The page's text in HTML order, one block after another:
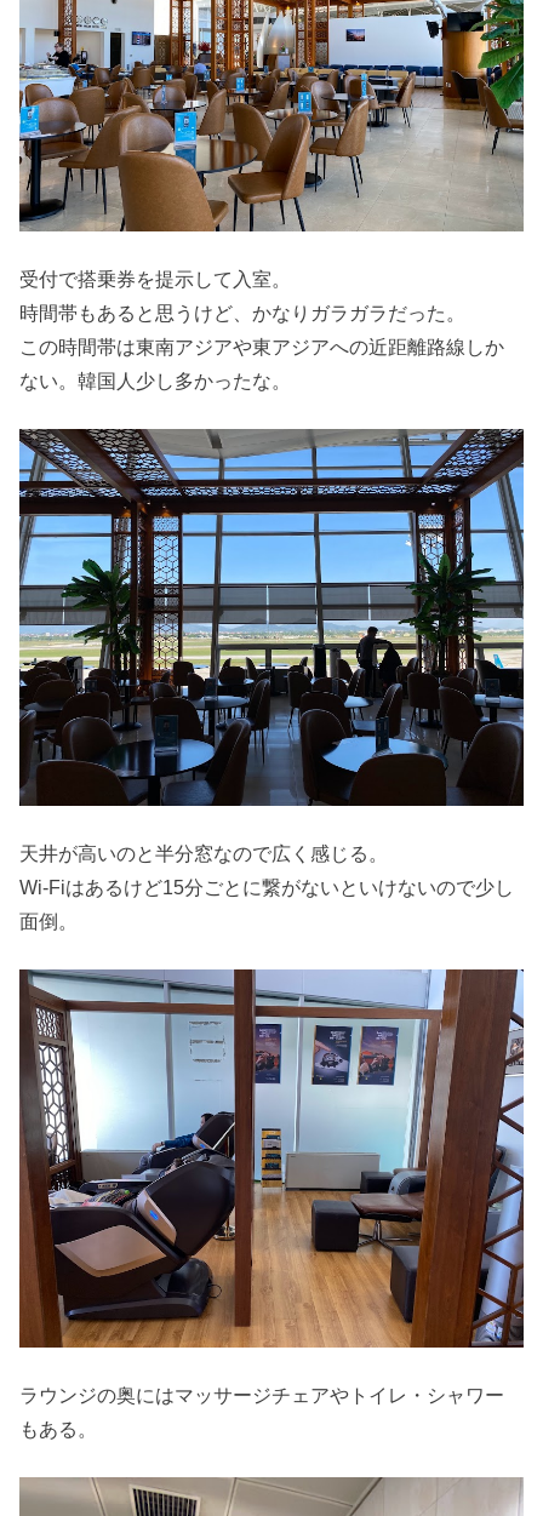
受付で搭乗券を提示して入室。
時間帯もあると思うけど、かなりガラガラだった。
この時間帯は東南アジアや東アジアへの近距離路線しか
ない。韓国人少し多かったな。
天井が高いのと半分窓なので広く感じる。
Wi-Fiはあるけど15分ごとに繋がないといけないので少し
面倒。
ラウンジの奥にはマッサージチェアやトイレ・シャワー
もある。